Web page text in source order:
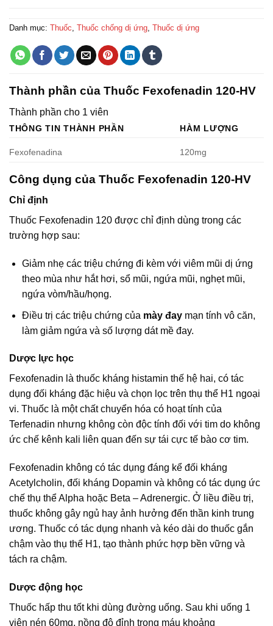
Danh mục: Thuốc Thuốc chống dị ứng Thuốc dị ứng
Thành phần của Thuốc Fexofenadin 120-HV
Thành phần cho 1 viên
THÔNG TIN THÀNH PHẦN HÀM LƯỢNG
Fexofenadina 120mg
Công dụng của Thuốc Fexofenadin 120-HV
Chỉ định
Thuốc Fexofenadin 120 được chỉ định dùng trong các
trường hợp sau:
Giảm nhẹ các triệu chứng đi kèm với viêm mũi dị ứng
theo mùa như hắt hơi, sổ mũi, ngứa mũi, nghẹt mũi,
ngứa vòm/hầu/họng.
Điều trị các triệu chứng của mày đay mạn tính vô căn,
làm giảm ngứa và số lượng dát mề đay.
Dược lực học
Fexofenadin là thuốc kháng histamin thế hệ hai, có tác
dụng đối kháng đặc hiệu và chọn lọc trên thụ thể H1 ngoại
vi. Thuốc là một chất chuyển hóa có hoạt tính của
Terfenadin nhưng không còn độc tính đối với tim do không
ức chế kênh kali liên quan đến sự tái cực tế bào cơ tim.
Fexofenadin không có tác dụng đáng kể đối kháng
Acetylcholin, đối kháng Dopamin và không có tác dụng ức
chế thụ thể Alpha hoặc Beta – Adrenergic. Ở liều điều trị,
thuốc không gây ngủ hay ảnh hưởng đến thần kinh trung
ương. Thuốc có tác dụng nhanh và kéo dài do thuốc gắn
chậm vào thụ thể H1, tạo thành phức hợp bền vững và
tách ra chậm.
Dược động học
Thuốc hấp thu tốt khi dùng đường uống. Sau khi uống 1
viên nén 60mg, nồng độ đỉnh trong máu khoảng